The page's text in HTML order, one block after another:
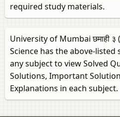
required study materials.
University of Mumbai छमाही ३
Science has the above-listed
any subject to view Solved
Solutions, Important
Explanations in each subject.